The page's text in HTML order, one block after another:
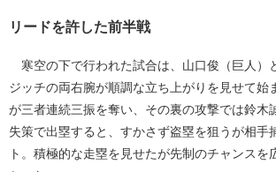
リードを許した前半戦
寒空の下で行われた試合は、山口俊（巨人）
ジッチの両右腕が順調な立ち上がりを見せて始
が三者連続三振を奪い、その裏の攻撃では鈴木
失策で出塁すると、すかさず盗塁を狙うが相手
ト。積極的な走塁を見せたが先制のチャンスを